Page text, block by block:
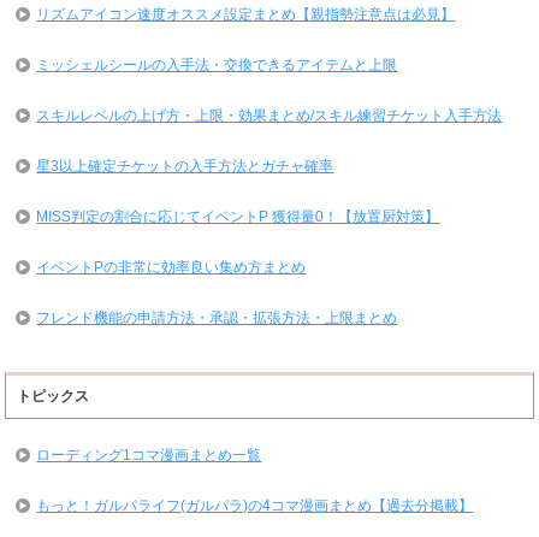
リズムアイコン速度オススメ設定まとめ【親指勢注意点は必見】
ミッシェルシールの入手法・交換できるアイテムと上限
スキルレベルの上げ方・上限・効果まとめ/スキル練習チケット入手方法
星3以上確定チケットの入手方法とガチャ確率
MISS判定の割合に応じてイベントP 獲得量0！【放置厨対策】
イベントPの非常に効率良い集め方まとめ
フレンド機能の申請方法・承認・拡張方法・上限まとめ
トピックス
ローディング1コマ漫画まとめ一覧
もっと！ガルパライフ(ガルパラ)の4コマ漫画まとめ【過去分掲載】